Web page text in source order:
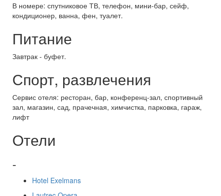
В номере: спутниковое ТВ, телефон, мини-бар, сейф,
кондиционер, ванна, фен, туалет.
Питание
Завтрак - буфет.
Спорт, развлечения
Сервис отеля: ресторан, бар, конференц-зал, спортивный
зал, магазин, сад, прачечная, химчистка, парковка, гараж,
лифт
Отели
-
Hotel Exelmans